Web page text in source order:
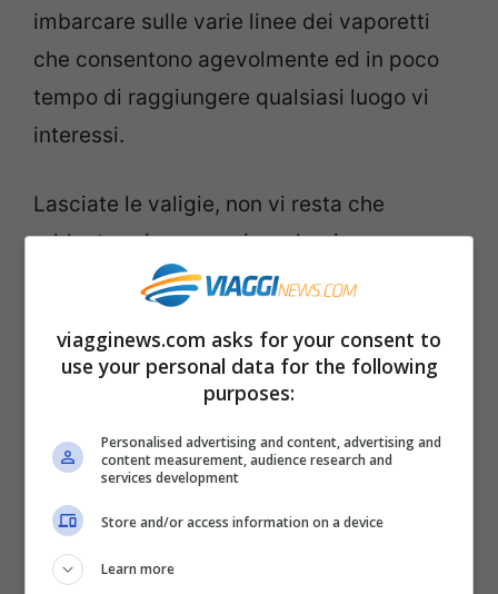
imbarcare sulle varie linee dei vaporetti
che consentono agevolmente ed in poco
tempo di raggiungere qualsiasi luogo vi
interessi.
Lasciate le valigie, non vi resta che
addentrarvi, e magari perdervi
allegramente, tracalle e fondamenta
magari approfittando dell’aperitivo delle
sei in uno dei molti bar o in un’enoteca
caratteristica. Non si preoccupino i fanatici
degli itinerari prestabiliti. Pur navigando a
vista, saranno sicuramente molteplici gli
scorci, i ponticelli, i canaletti che vi
presenteranno davanti inaspettati,
viagginews.com asks for your consent to
use your personal data for the following
purposes:
Personalised advertising and content, advertising and
content measurement, audience research and
services development
Store and/or access information on a device
Learn more